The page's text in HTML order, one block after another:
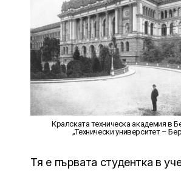
Кралската техническа академия в
„Технически университет –
Тя е първата студентка в